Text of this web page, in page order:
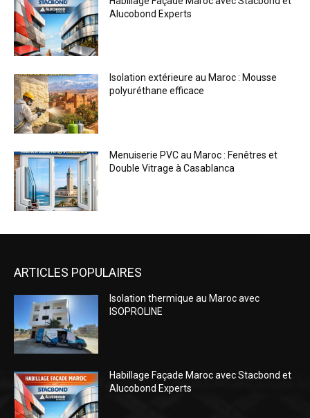
Alucobond Experts
Isolation extérieure au Maroc : Mousse
polyuréthane efficace
Menuiserie PVC au Maroc : Fenêtres et
Double Vitrage à Casablanca
ARTICLES POPULAIRES
Isolation thermique au Maroc avec
ISOPROLINE
Habillage Façade Maroc avec Stacbond et
Alucobond Experts